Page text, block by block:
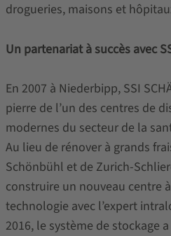
drogueries, maisons et
Un partenariat à succès avec
En 2007 à Niederbipp, SSI
pierre de l’un des centres de
modernes du secteur de la
Au lieu de rénover à grands
Schönbühl et de Zurich-
construire un nouveau centre
technologie avec l’expert
2016, le système de stockage